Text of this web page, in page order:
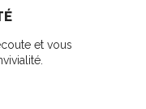
et vous